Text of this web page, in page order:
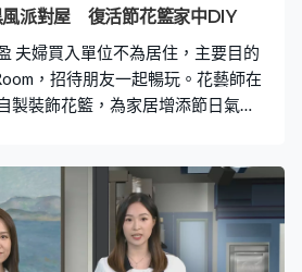
風派對屋 復活節花籃家中DIY
夫婦買入單位不為居住，主要目的
，招待朋友一起暢玩。花藝師在
製裝飾花籃，為家居增添節日氣